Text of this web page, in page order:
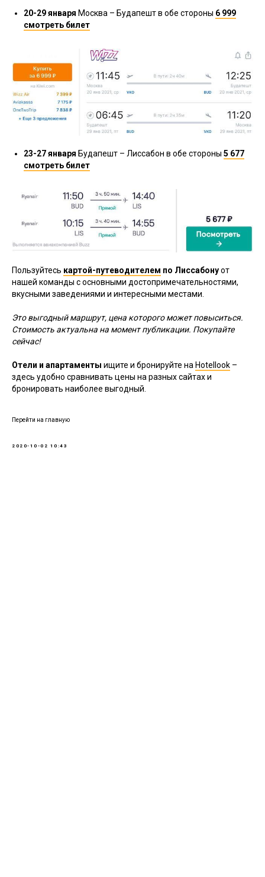
20-29 января Москва – Будапешт в обе стороны 6 999
смотреть билет
23-27 января Будапешт – Лиссабон в обе стороны 5 677
смотреть билет
Пользуйтесь картой-путеводителем по Лиссабонуот
нашей команды с основными достопримечательностями,
вкусными заведениями и интересными местами.
Это выгодный маршрут, цена которого может повыситься.
Стоимость актуальна на момент публикации. Покупайте
сейчас!
Отели и апартаменты ищите и бронируйте на Hotellook –
здесь удобно сравнивать цены на разных сайтах и
бронировать наиболее выгодный.
Перейти на главную
2020-10-02 10:43